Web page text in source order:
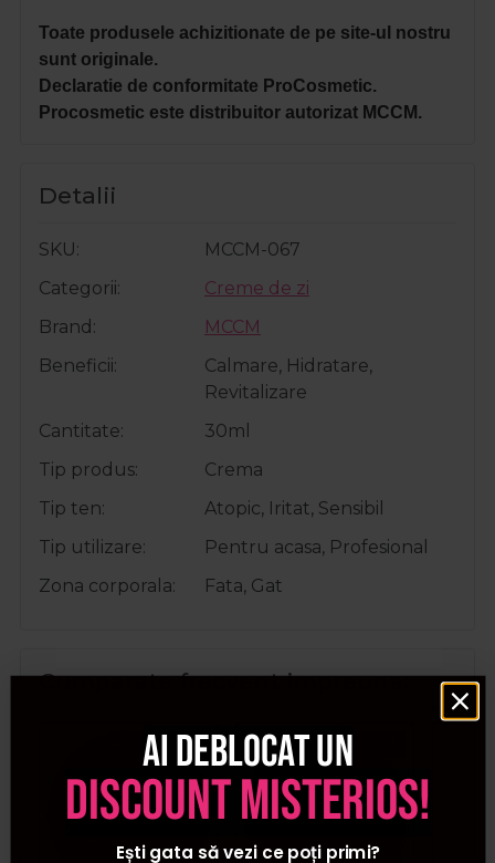
Toate produsele achizitionate de pe site-ul nostru
sunt originale.
Declaratie de conformitate ProCosmetic.
Procosmetic este distribuitor autorizat MCCM.
Detalii
SKU
MCCM-067
Categorii
Creme de zi
Brand
MCCM
Beneficii
Calmare, Hidratare,
Revitalizare
Cantitate
30ml
Tip produs
Crema
Tip ten
Atopic, Iritat, Sensibil
Tip utilizare
Pentru acasa, Profesional
Zona corporala
Fata, Gat
Cumparate frecvent impreuna:
Pret special Pret special
Ai deblocat un
discount misterios!
Ești gata să vezi ce poți primi?